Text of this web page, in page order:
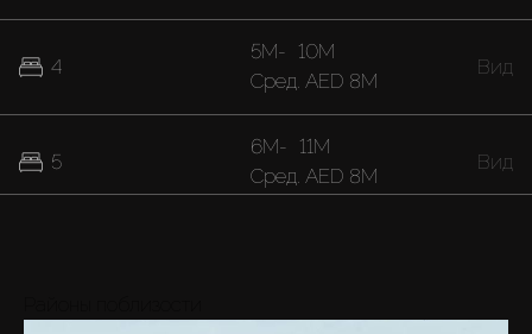
4
5
5M- 10M
Cред. AED 8M
Вид
6M- 11M
Cред. AED 8M
Вид